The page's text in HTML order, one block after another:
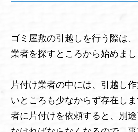
ゴミ屋敷の引越しを行う際は
業者を探すところから始めまし
片付け業者の中には、引越し
いところも少なからず存在し
者に片付けを依頼すると、別